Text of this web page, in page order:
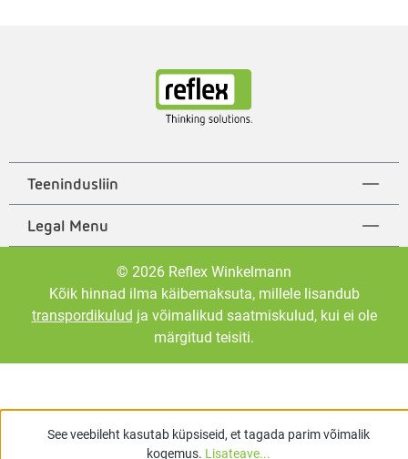
Teenindusliin
Legal Menu
© 2026 Reflex Winkelmann
Kõik hinnad ilma käibemaksuta, millele lisandub
transpordikulud ja võimalikud saatmiskulud, kui ei ole
märgitud teisiti.
See veebileht kasutab küpsiseid, et tagada parim võimalik
kogemus. Lisateave...